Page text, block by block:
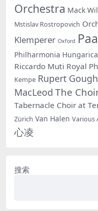
Orchestra Mack
Mstislav Rostropovich
Klemperer Oxford
Philharmonia Hungarica
Riccardo Muti Royal
Kempe Rupert Gough
MacLeod The
Tabernacle Choir at
Zürich Van Halen Various
心凌
搜索